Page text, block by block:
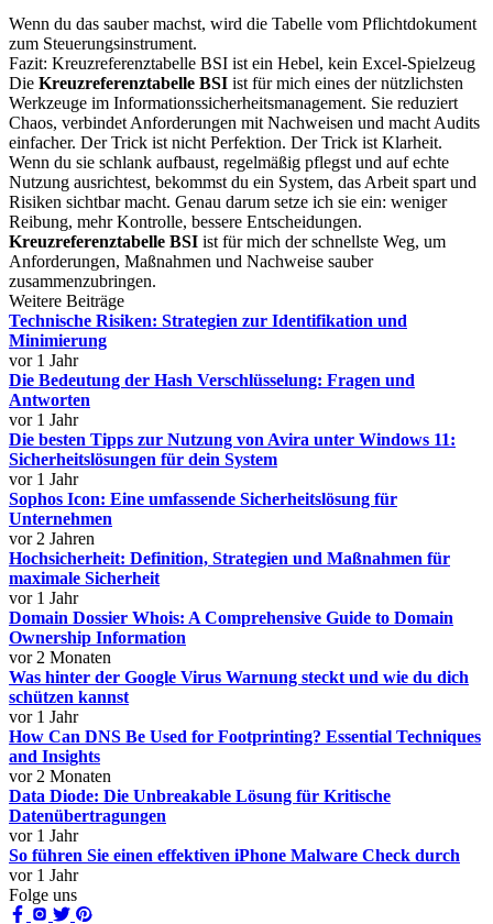
Wenn du das sauber machst, wird die Tabelle vom Pflichtdokument
zum Steuerungsinstrument.
Fazit: Kreuzreferenztabelle BSI ist ein Hebel, kein Excel-Spielzeug
Die Kreuzreferenztabelle BSI ist für mich eines der nützlichsten
Werkzeuge im Informationssicherheitsmanagement. Sie reduziert
Chaos, verbindet Anforderungen mit Nachweisen und macht Audits
einfacher. Der Trick ist nicht Perfektion. Der Trick ist Klarheit.
Wenn du sie schlank aufbaust, regelmäßig pflegst und auf echte
Nutzung ausrichtest, bekommst du ein System, das Arbeit spart und
Risiken sichtbar macht. Genau darum setze ich sie ein: weniger
Reibung, mehr Kontrolle, bessere Entscheidungen.
Kreuzreferenztabelle BSI ist für mich der schnellste Weg, um
Anforderungen, Maßnahmen und Nachweise sauber
zusammenzubringen.
Weitere Beiträge
Technische Risiken: Strategien zur Identifikation und
Minimierung
vor 1 Jahr
Die Bedeutung der Hash Verschlüsselung: Fragen und
Antworten
vor 1 Jahr
Die besten Tipps zur Nutzung von Avira unter Windows 11:
Sicherheitslösungen für dein System
vor 1 Jahr
Sophos Icon: Eine umfassende Sicherheitslösung für
Unternehmen
vor 2 Jahren
Hochsicherheit: Definition, Strategien und Maßnahmen für
maximale Sicherheit
vor 1 Jahr
Domain Dossier Whois: A Comprehensive Guide to Domain
Ownership Information
vor 2 Monaten
Was hinter der Google Virus Warnung steckt und wie du dich
schützen kannst
vor 1 Jahr
How Can DNS Be Used for Footprinting? Essential Techniques
and Insights
vor 2 Monaten
Data Diode: Die Unbreakable Lösung für Kritische
Datenübertragungen
vor 1 Jahr
So führen Sie einen effektiven iPhone Malware Check durch
vor 1 Jahr
Folge uns